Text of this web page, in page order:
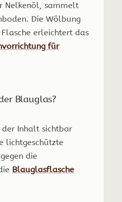
Nelkenöl, sammelt
Die Wölbung
erleichtert das
für
Blauglas?
Inhalt sichtbar
lichtgeschützte
die
Blauglasflasche